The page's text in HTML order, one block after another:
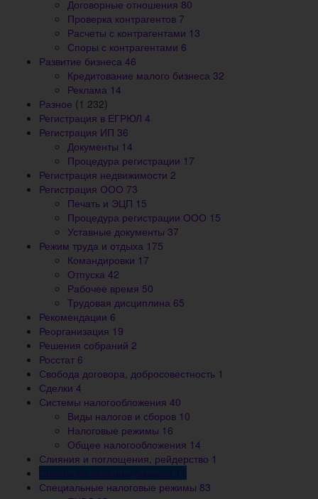
Договорные отношения 80
Проверка контрагентов 7
Расчеты с контрагентами 13
Споры с контрагентами 6
Развитие бизнеса 46
Кредитование малого бизнеса 32
Реклама 14
Разное (1 232)
Регистрация в ЕГРЮЛ 4
Регистрация ИП 36
Документы 14
Процедура регистрации 17
Регистрация недвижимости 2
Регистрация ООО 73
Печать и ЭЦП 15
Процедура регистрации ООО 15
Уставные документы 37
Режим труда и отдыха 175
Командировки 17
Отпуска 42
Рабочее время 50
Трудовая дисциплина 65
Рекомендации 6
Реорганизация 19
Решения собраний 2
Росстат 6
Свобода договора, добросовестность 1
Сделки 4
Системы налогообложения 40
Виды налогов и сборов 10
Налоговые режимы 16
Общее налогообложения 14
Слияния и поглощения, рейдерство 1
Специальные налоговые режимы 83